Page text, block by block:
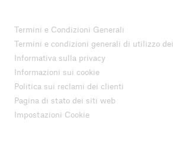
Termini e Condizioni Generali
Termini e condizioni generali di utilizzo
Informativa sulla privacy
Informazioni sui cookie
Politica sui reclami dei clienti
Pagina di stato dei siti web
Impostazioni Cookie